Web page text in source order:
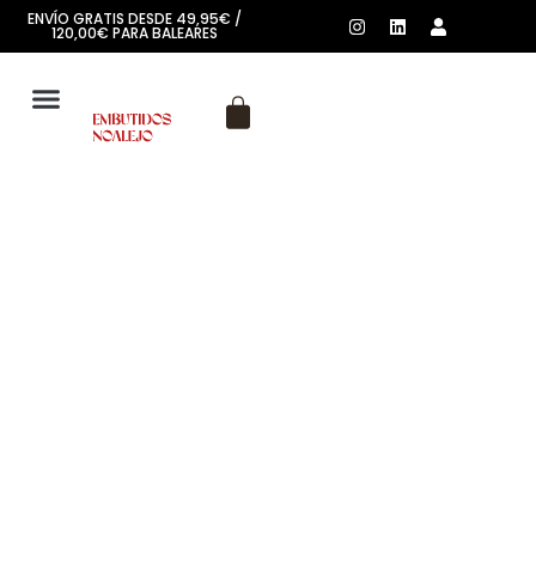
ENVÍO GRATIS DESDE 49,95€ /
120,00€ PARA BALEARES